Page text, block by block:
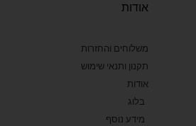
אודות
משלוחים והחזרות
תקנון ותנאי שימוש
אודות
בלוג
מידע נוסף